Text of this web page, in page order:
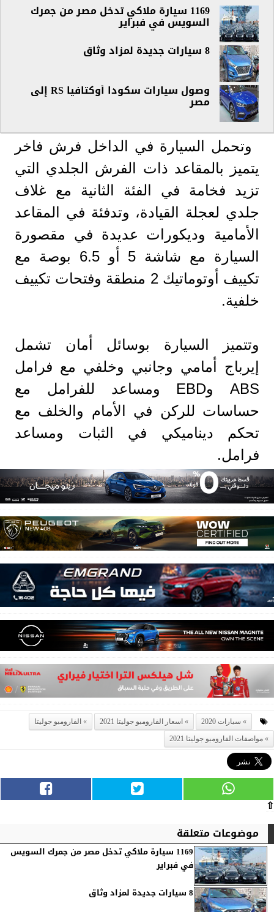
1169 سيارة ملاكي تدخل مصر من جمرك
السويس في فبراير
8 سيارات جديدة لمزاد وثاق
وصول سيارات سكودا أوكتافيا RS إلى
مصر
وتحمل السيارة في الداخل فرش فاخر
يتميز بالمقاعد ذات الفرش الجلدي التي
تزيد فخامة في الفئة الثانية مع غلاف
جلدي لعجلة القيادة، وتدفئة في المقاعد
الأمامية وديكورات عديدة في مقصورة
السيارة مع شاشة 5 أو 6.5 بوصة مع
تكييف أوتوماتيك 2 منطقة وفتحات تكييف
خلفية.
وتتميز السيارة بوسائل أمان تشمل
إيرباج أمامي وجانبي وخلفي مع فرامل
ABS وEBD ومساعد للفرامل مع
حساسات للركن في الأمام والخلف مع
تحكم ديناميكي في الثبات ومساعد
فرامل.
سيارات 2020 اسعار الفاروميو جوليتا 2021
الفاروميو جوليتا
مواصفات الفاروميو جوليتا 2021
⇧
موضوعات متعلقة
1169 سيارة ملاكي تدخل مصر من جمرك السويس
في فبراير
8 سيارات جديدة لمزاد وثاق